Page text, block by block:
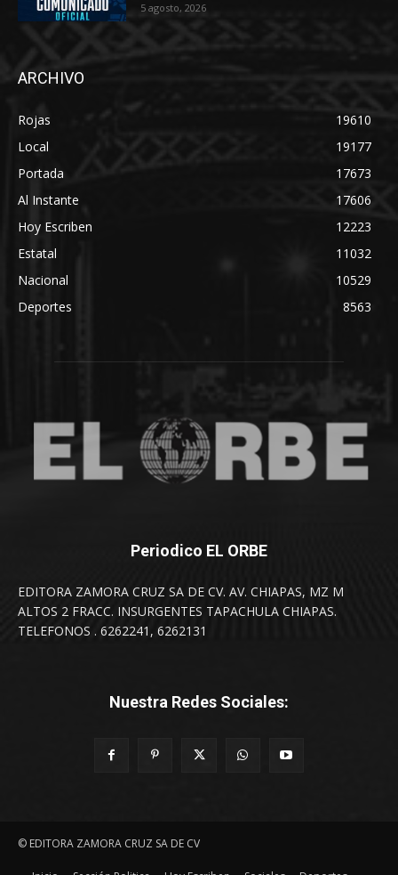
5 agosto, 2026
ARCHIVO
Rojas
19610
Local
19177
Portada
17673
Al Instante
17606
Hoy Escriben
12223
Estatal
11032
Nacional
10529
Deportes
8563
Periodico EL ORBE
EDITORA ZAMORA CRUZ SA DE CV. AV. CHIAPAS, MZ M
ALTOS 2 FRACC. INSURGENTES TAPACHULA CHIAPAS.
TELEFONOS . 6262241, 6262131
Nuestra Redes Sociales:
© EDITORA ZAMORA CRUZ SA DE CV